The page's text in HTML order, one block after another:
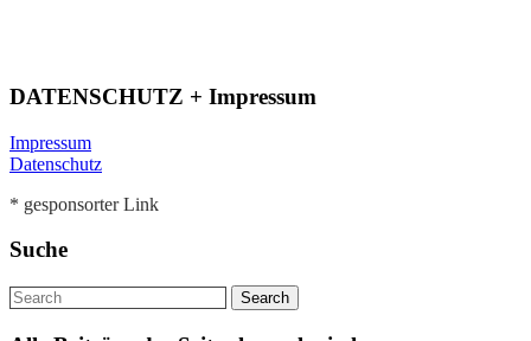
DATENSCHUTZ + Impressum
Impressum
Datenschutz
* gesponsorter Link
Suche